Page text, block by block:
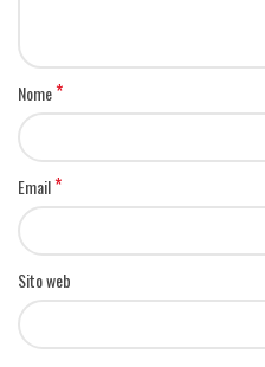
Nome*
Email*
Sito web